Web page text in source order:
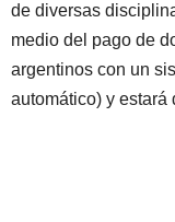
de diversas
medio del pago de
argentinos con un
automático) y estará